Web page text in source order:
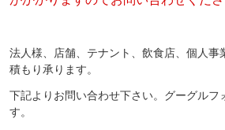
法人様、店舗、テナント、飲食店、個人事
積もり承ります。
下記よりお問い合わせ下さい。グーグルフ
す。